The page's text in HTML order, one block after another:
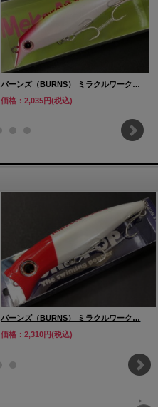
バーンズ（BURNS） ミラクルワーク…
価格：2,035円(税込)
バーンズ（BURNS） ミラクルワーク…
価格：2,310円(税込)